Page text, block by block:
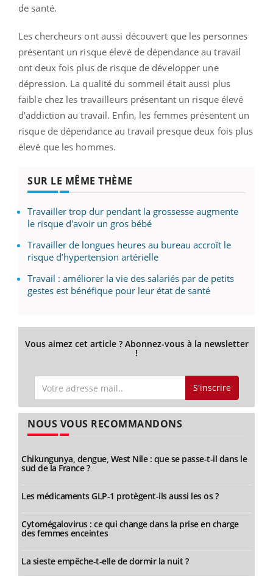
de santé.
Les chercheurs ont aussi découvert que les personnes
présentant un risque élevé de dépendance au travail
ont deux fois plus de risque de développer une
dépression. La qualité du sommeil était aussi plus
faible chez les travailleurs présentant un risque élevé
d'addiction au travail. Enfin, les femmes présentent un
risque de dépendance au travail presque deux fois plus
élevé que les hommes.
SUR LE MÊME THÈME
Travailler trop dur pendant la grossesse augmente
le risque d'avoir un gros bébé
Travailler de longues heures au bureau accroît le
risque d’hypertension artérielle
Travail : améliorer la vie des salariés par de petits
gestes est bénéfique pour leur état de santé
Vous aimez cet article ? Abonnez-vous à la newsletter
!
S'inscrire
NOUS VOUS RECOMMANDONS
Chikungunya, dengue, West Nile : que se passe-t-il dans le
sud de la France ?
Les médicaments GLP-1 protègent-ils aussi les os ?
Cytomégalovirus : ce qui change dans la prise en charge
des femmes enceintes
La sieste empêche-t-elle de dormir la nuit ?